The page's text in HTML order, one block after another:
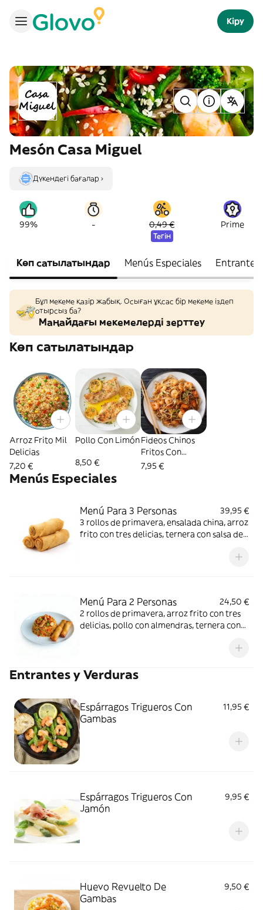
Кіру
Mesón Casa Miguel
Дүкендегі бағалар ›
99% - 0,49 €
Тегін
Prime
Көп сатылатындар Menús Especiales Entrantes
Бұл мекеме қазір жабық. Осыған ұқсас бір мекеме іздеп
отырсыз ба?
Маңайдағы мекемелерді зерттеу
Көп сатылатындар
Arroz Frito Mil
Delicias
7,20 €
Pollo Con Limón
8,50 €
Fideos Chinos
Fritos Con
Gambas
7,95 €
Menús Especiales
Menú Para 3 Personas
39,95 €
3 rollos de primavera, ensalada china, arroz
frito con tres delicias, ternera con salsa de
Menú Para 2 Personas
24,50 €
2 rollos de primavera, arroz frito con tres
delicias, pollo con almendras, ternera con
Entrantes y Verduras
Espárragos Trigueros Con
Gambas
11,95 €
Espárragos Trigueros Con
Jamón
9,95 €
Huevo Revuelto De
Gambas
9,50 €